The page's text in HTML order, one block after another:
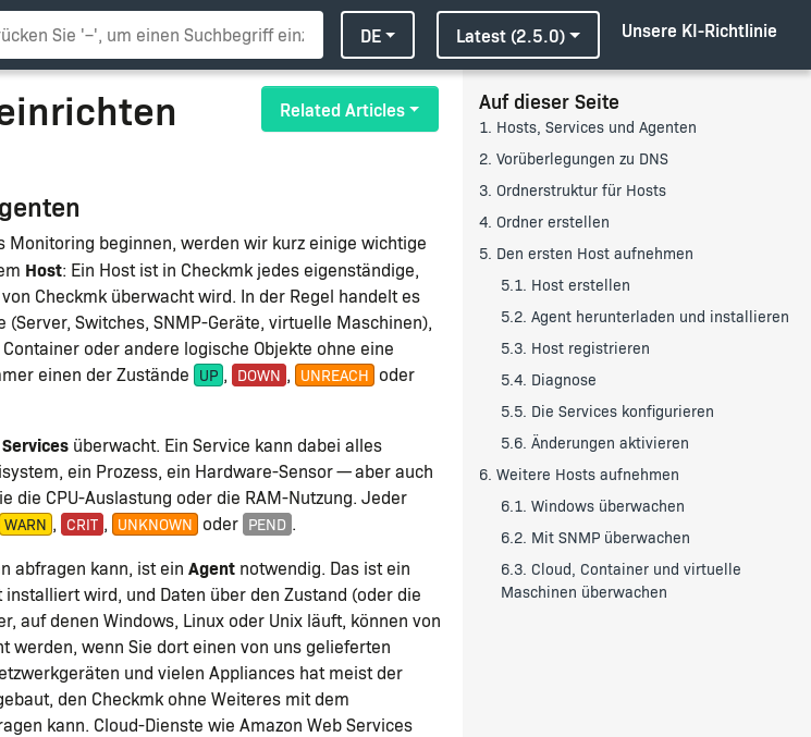
DE Latest (2.5.0) Unsere KI-Richtlinie
Related Articles
Monitoring beginnen, werden wir kurz einige wichtige
Host: Ein Host ist in Checkmk jedes eigenständige,
Checkmk überwacht wird. In der Regel handelt es
Switches, SNMP-Geräte, virtuelle Maschinen),
oder andere logische Objekte ohne eine
einen der Zustände UP , DOWN , UNREACH oder
Services überwacht. Ein Service kann dabei alles
ein Prozess, ein Hardware-Sensor — aber auch
die CPU-Auslastung oder die RAM-Nutzung. Jeder
WARN , CRIT , UNKNOWN oder PEND .
abfragen kann, ist ein Agent notwendig. Das ist ein
wird, und Daten über den Zustand (oder die
auf denen Windows, Linux oder Unix läuft, können von
werden, wenn Sie dort einen von uns gelieferten
und vielen Appliances hat meist der
den Checkmk ohne Weiteres mit dem
kann. Cloud-Dienste wie Amazon Web Services
Auf dieser Seite
1. Hosts, Services und Agenten
2. Vorüberlegungen zu DNS
3. Ordnerstruktur für Hosts
4. Ordner erstellen
5. Den ersten Host aufnehmen
5.1. Host erstellen
5.2. Agent herunterladen und installieren
5.3. Host registrieren
5.4. Diagnose
5.5. Die Services konfigurieren
5.6. Änderungen aktivieren
6. Weitere Hosts aufnehmen
6.1. Windows überwachen
6.2. Mit SNMP überwachen
6.3. Cloud, Container und virtuelle
Maschinen überwachen